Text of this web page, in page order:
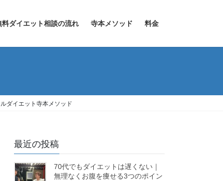
料ダイエット相談の流れ 寺本メソッド 料金
ダイエット寺本メソッド
最近の投稿
70代でもダイエットは遅くない｜
無理なくお腹を痩せる3つのポイン